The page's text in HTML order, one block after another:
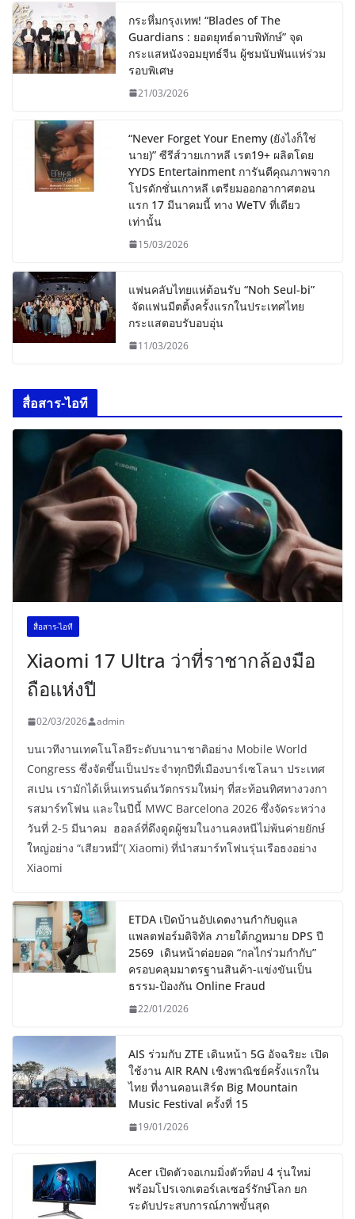
กระหึ่มกรุงเทพ! “Blades of The
Guardians : ยอดยุทธ์ดาบพิทักษ์” จุด
กระแสหนังจอมยุทธ์จีน ผู้ชมนับพันแห่ร่วม
รอบพิเศษ
21/03/2026
“Never Forget Your Enemy (ยังไงก็ใช่
นาย)” ซีรีส์วายเกาหลี เรต19+ ผลิตโดย
YYDS Entertainment การันตีคุณภาพจาก
โปรดักชั่นเกาหลี เตรียมออกอากาศตอน
แรก 17 มีนาคมนี้ ทาง WeTV ที่เดียว
เท่านั้น
15/03/2026
แฟนคลับไทยแห่ต้อนรับ “Noh Seul-bi”
จัดแฟนมีตติ้งครั้งแรกในประเทศไทย
กระแสตอบรับอบอุ่น
11/03/2026
สื่อสาร-ไอที
สื่อสาร-ไอที
Xiaomi 17 Ultra ว่าที่ราชากล้องมือ
ถือแห่งปี
02/03/2026 admin
บนเวทีงานเทคโนโลยีระดับนานาชาติอย่าง Mobile World
Congress ซึ่งจัดขึ้นเป็นประจำทุกปีที่เมืองบาร์เซโลนา ประเทศ
สเปน เรามักได้เห็นเทรนด์นวัตกรรมใหม่ๆ ที่สะท้อนทิศทางวงกา
รสมาร์ทโฟน และในปีนี้ MWC Barcelona 2026 ซึ่งจัดระหว่าง
วันที่ 2-5 มีนาคม ฮอลล์ที่ดึงดูดผู้ชมในงานคงหนีไม่พ้นค่ายยักษ์
ใหญ่อย่าง “เสียวหมี่”( Xiaomi) ที่นำสมาร์ทโฟนรุ่นเรือธงอย่าง
Xiaomi
ETDA เปิดบ้านอัปเดตงานกำกับดูแล
แพลตฟอร์มดิจิทัล ภายใต้กฎหมาย DPS ปี
2569 เดินหน้าต่อยอด “กลไกร่วมกำกับ”
ครอบคลุมมาตรฐานสินค้า-แข่งขันเป็น
ธรรม-ป้องกัน Online Fraud
22/01/2026
AIS ร่วมกับ ZTE เดินหน้า 5G อัจฉริยะ เปิด
ใช้งาน AIR RAN เชิงพาณิชย์ครั้งแรกใน
ไทย ที่งานคอนเสิร์ต Big Mountain
Music Festival ครั้งที่ 15
19/01/2026
Acer เปิดตัวจอเกมมิ่งตัวท็อป 4 รุ่นใหม่
พร้อมโปรเจกเตอร์เลเซอร์รักษ์โลก ยก
ระดับประสบการณ์ภาพขั้นสุด